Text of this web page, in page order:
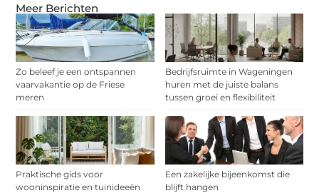
Meer Berichten
Zo beleef je een ontspannen
vaarvakantie op de Friese
meren
Bedrijfsruimte in Wageningen
huren met de juiste balans
tussen groei en flexibiliteit
Praktische gids voor
wooninspiratie en tuinideeën
Een zakelijke bijeenkomst die
blijft hangen